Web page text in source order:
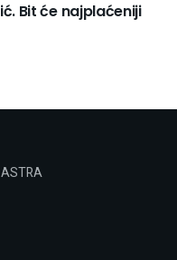
Bit će najplaćeniji